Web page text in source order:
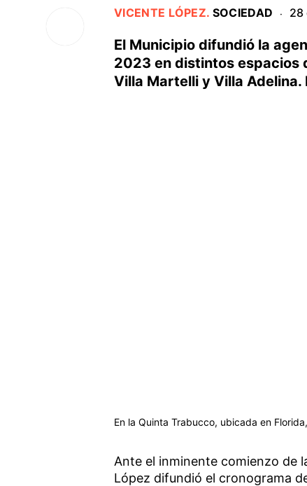
VICENTE LÓPEZ. SOCIEDAD · 28
El Municipio difundió la
2023 en distintos espacios
Villa Martelli y Villa
En la Quinta Trabucco, ubicada en
Ante el inminente comienzo de
López difundió el cronograma